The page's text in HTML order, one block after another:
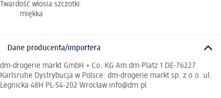
Twardość włosia szczotki:
miękka
Dane producenta/importera
dm-drogerie markt GmbH + Co. KG Am dm-Platz 1 DE-76227
Karlsruhe Dystrybucja w Polsce: dm-drogerie markt sp. z o.o. ul.
Legnicka 48H PL-54-202 Wrocław info@dm.pl